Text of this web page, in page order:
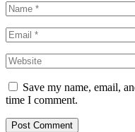
Save my name, email,
time I comment.